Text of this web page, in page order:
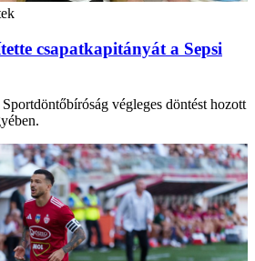
csapatkapitányát a Sepsi
végleges döntést hozott